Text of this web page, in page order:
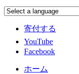
寄付する
YouTube
Facebook
ホーム